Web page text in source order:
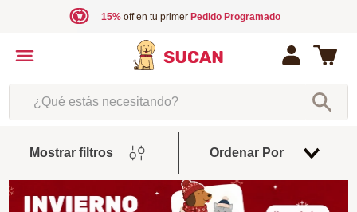
15%off en tu primer Pedido Programado
¿Qué estás necesitando?
Mostrar filtros Ordenar Por
De